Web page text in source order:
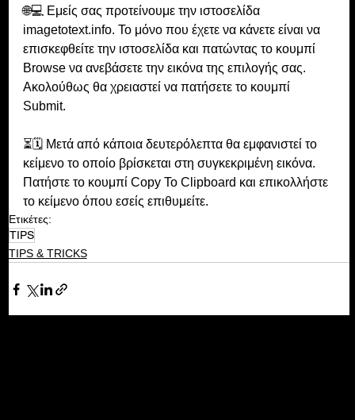
🌐💻 Εμείς σας προτείνουμε την ιστοσελίδα
imagetotext.info. Το μόνο που έχετε να κάνετε είναι να
επισκεφθείτε την ιστοσελίδα και πατώντας το κουμπί
Browse να ανεβάσετε την εικόνα της επιλογής σας.
Ακολούθως θα χρειαστεί να πατήσετε το κουμπί
Submit.
⏳🗓 Μετά από κάποια δευτερόλεπτα θα εμφανιστεί το
κείμενο το οποίο βρίσκεται στη συγκεκριμένη εικόνα.
Πατήστε το κουμπί Copy To Clipboard και επικολλήστε
το κείμενο όπου εσείς επιθυμείτε.
Ετικέτες:
TIPS
TIPS & TRICKS